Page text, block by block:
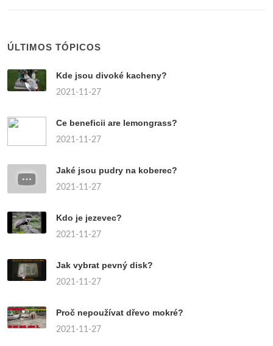
ÚLTIMOS TÓPICOS
Kde jsou divoké kacheny?
2021-11-27
Ce beneficii are lemongrass?
2021-11-27
Jaké jsou pudry na koberec?
2021-11-27
Kdo je jezevec?
2021-11-27
Jak vybrat pevný disk?
2021-11-27
Proč nepoužívat dřevo mokré?
2021-11-27